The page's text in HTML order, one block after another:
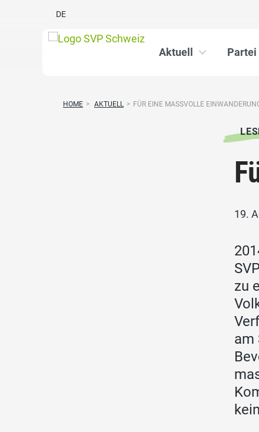
DE
Aktuell Partei
HOME > AKTUELL > FÜR EINE MASSVOLLE
19.
zu
am